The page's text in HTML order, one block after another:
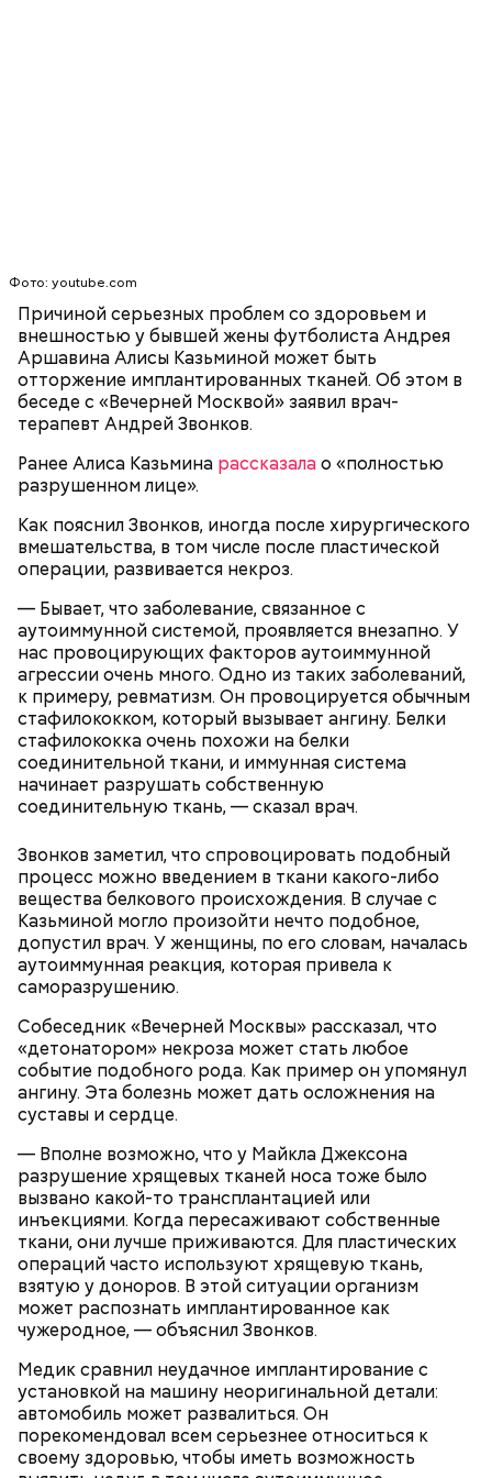
Фото: уoutube.com
Причиной серьезных проблем со здоровьем и
внешностью у бывшей жены футболиста Андрея
Аршавина Алисы Казьминой может быть
отторжение имплантированных тканей. Об этом в
беседе с «Вечерней Москвой» заявил врач-
терапевт Андрей Звонков.
Ранее Алиса Казьмина рассказалао «полностью
разрушенном лице».
Как пояснил Звонков, иногда после хирургического
вмешательства, в том числе после пластической
операции, развивается некроз.
— Бывает, что заболевание, связанное с
аутоиммунной системой, проявляется внезапно. У
нас провоцирующих факторов аутоиммунной
агрессии очень много. Одно из таких заболеваний,
к примеру, ревматизм. Он провоцируется обычным
стафилококком, который вызывает ангину. Белки
стафилококка очень похожи на белки
соединительной ткани, и иммунная система
начинает разрушать собственную
соединительную ткань, — сказал врач.
Звонков заметил, что спровоцировать подобный
процесс можно введением в ткани какого-либо
вещества белкового происхождения. В случае с
Казьминой могло произойти нечто подобное,
допустил врач. У женщины, по его словам, началась
аутоиммунная реакция, которая привела к
саморазрушению.
Собеседник «Вечерней Москвы» рассказал, что
«детонатором» некроза может стать любое
событие подобного рода. Как пример он упомянул
ангину. Эта болезнь может дать осложнения на
суставы и сердце.
— Вполне возможно, что у Майкла Джексона
разрушение хрящевых тканей носа тоже было
вызвано какой-то трансплантацией или
инъекциями. Когда пересаживают собственные
ткани, они лучше приживаются. Для пластических
операций часто используют хрящевую ткань,
взятую у доноров. В этой ситуации организм
может распознать имплантированное как
чужеродное, — объяснил Звонков.
Медик сравнил неудачное имплантирование с
установкой на машину неоригинальной детали:
автомобиль может развалиться. Он
порекомендовал всем серьезнее относиться к
своему здоровью, чтобы иметь возможность
А еще, удержав меч палача, святой Николай спас от
смерти трех мужей, невинно осужденных
корыстолюбивым градоначальником.
За свою земную жизнь он совершил множество
добрых дел во славу Божию.
Святитель Николай дожил до глубокой старости и
скончался в середине IV века. По церковному
преданию, мощи святого сохранились нетленными
и источали чудесное миро, от которого исцелилось
множество людей. В 1087 году мощи Николая
Угодника были перенесены в итальянский город
Бар (Бари), где находятся и поныне.